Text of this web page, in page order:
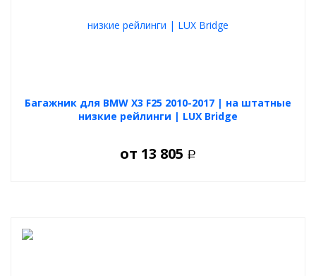
Багажник для BMW X3 F25 2010-2017 | на штатные
низкие рейлинги | LUX Bridge
от 13 805 Р